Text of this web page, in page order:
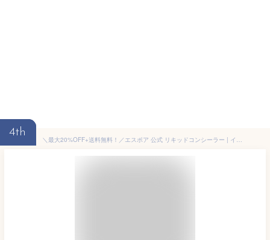
4th
＼最大20%OFF+送料無料！／エスポア 公式 リキッドコンシーラー | イージーブレンディングコンシーラー 10g (全5色) | 高密着 保湿 美肌 毛穴 くま消し シミ くすみ 赤み 肌悩みカバー メンズコンシーラー メイク初心者 韓国コスメ